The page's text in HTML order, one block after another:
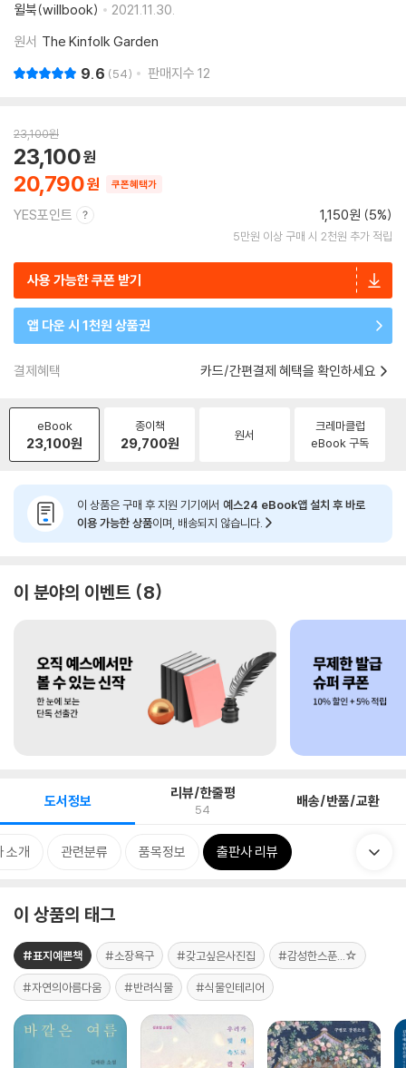
윌북(willbook)
2021.11.30.
원서 The Kinfolk Garden
9.6 54 판매지수 12
23,100원
20,790
23,100
쿠폰혜택가
YES포인트 1,150원 (5%)
5만원 이상 구매 시 2천원 추가 적립
사용 가능한 쿠폰 받기
앱 다운 시 1천원 상품권
결제혜택 카드/간편결제 혜택을 확인하세요
eBook
23,100원
종이책
29,700원 원서
크레마클럽
eBook 구독
이 상품은 구매 후 지원 기기에서 예스24 eBook앱 설치 후 바로
이용 가능한 상품이며, 배송되지 않습니다.
이 분야의 이벤트 8
도서정보 리뷰/한줄평
54 배송/반품/교환
소개 관련분류 품목정보 출판사 리뷰
이 상품의 태그
#표지예쁜책 #소장욕구 #갖고싶은사진집 #감성한스푼...☆
#자연의아름다움 #반려식물 #식물인테리어